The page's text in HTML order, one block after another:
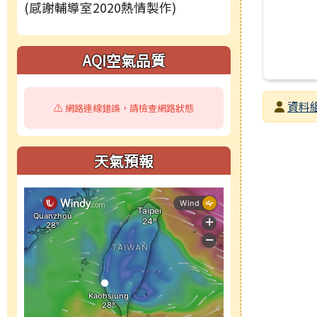
(感謝輔導室2020熱情製作)
右邊區域內容
AQI空氣品質
⚠️ 網路連線錯誤，請檢查網路狀態
天氣預報
發布者
資料